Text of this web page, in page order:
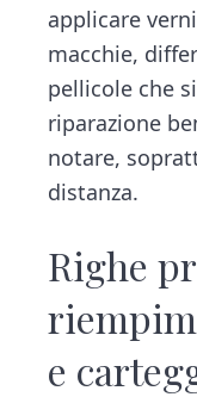
applicare
macchie,
pellicole che
riparazione
notare,
distanza.
Righe
e